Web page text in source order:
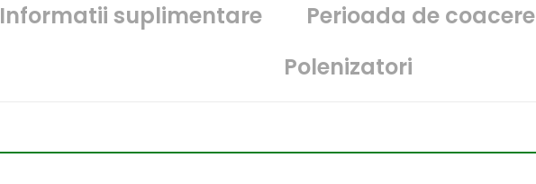
Informatii suplimentare Perioada de coacere
Polenizatori